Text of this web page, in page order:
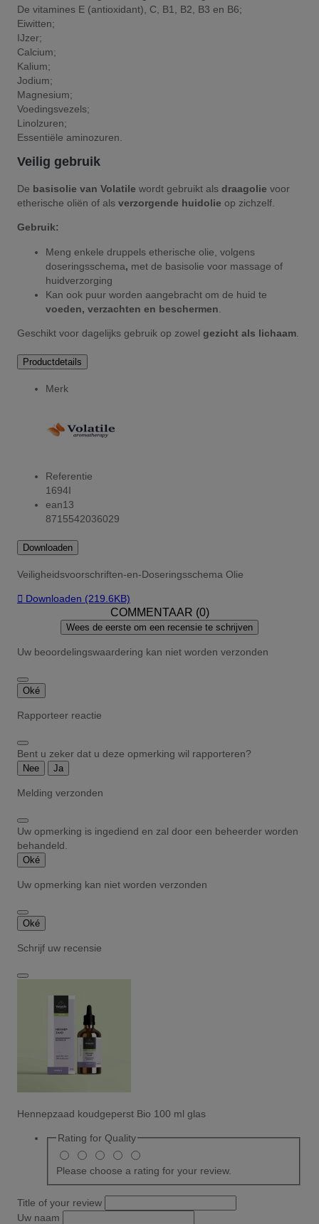
De vitamines E (antioxidant), C, B1, B2, B3 en B6;
Eiwitten;
IJzer;
Calcium;
Kalium;
Jodium;
Magnesium;
Voedingsvezels;
Linolzuren;
Essentiële aminozuren.
Veilig gebruik
De basisolie van Volatile wordt gebruikt als draagolie voor
etherische oliën of als verzorgende huidolie op zichzelf.
Gebruik:
Meng enkele druppels etherische olie, volgens
doseringsschema, met de basisolie voor massage of
huidverzorging
Kan ook puur worden aangebracht om de huid te
voeden, verzachten en beschermen
Geschikt voor dagelijks gebruik op zowel gezicht als lichaam.
Productdetails
Merk
Referentie
1694I
ean13
8715542036029
Downloaden
Veiligheidsvoorschriften-en-Doseringsschema Olie
 Downloaden (219.6KB)
COMMENTAAR (0)
Wees de eerste om een recensie te schrijven
Uw beoordelingswaardering kan niet worden verzonden
Oké
Rapporteer reactie
Bent u zeker dat u deze opmerking wil rapporteren?
Nee Ja
Melding verzonden
Uw opmerking is ingediend en zal door een beheerder worden
behandeld.
Oké
Uw opmerking kan niet worden verzonden
Oké
Schrijf uw recensie
Hennepzaad koudgeperst Bio 100 ml glas
Rating for Quality
Please choose a rating for your review.
Title of your review
Uw naam